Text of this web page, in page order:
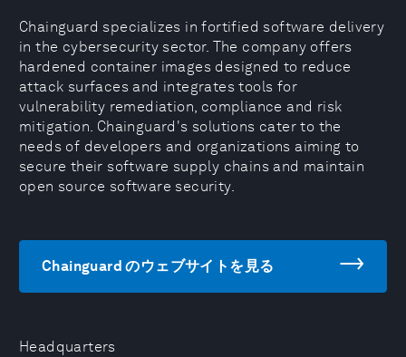
Headquarters
Chainguard specializes in fortified software delivery
in the cybersecurity sector. The company offers
hardened container images designed to reduce
attack surfaces and integrates tools for
vulnerability remediation, compliance and risk
mitigation. Chainguard's solutions cater to the
needs of developers and organizations aiming to
secure their software supply chains and maintain
open source software security.
Chainguard のウェブサイトを見る